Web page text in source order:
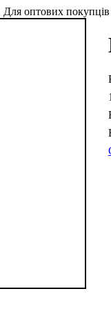
оптових покупців